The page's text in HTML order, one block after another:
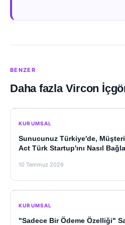
BENZER
Daha fazla Vircon
KURUMSAL
Sunucunuz Türkiye'de,
Act Türk Startup'ını Nasıl
10 Temmuz 2026
KURUMSAL
"Sadece Bir Ödeme Özelliği"